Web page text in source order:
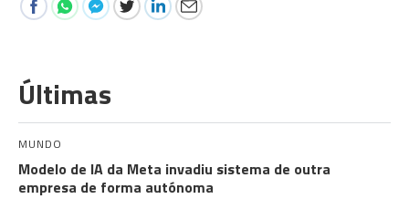
Últimas
MUNDO
Modelo de IA da Meta invadiu sistema de outra
empresa de forma autónoma